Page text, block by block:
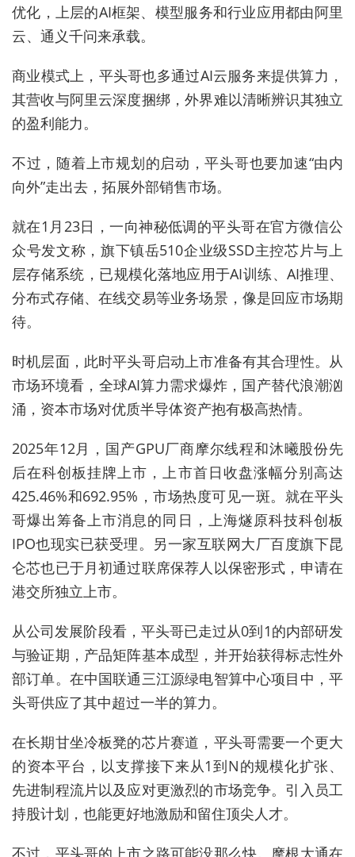
优化，上层的AI框架、模型服务和行业应用都由阿里
云、通义千问来承载。
商业模式上，平头哥也多通过AI云服务来提供算力，
其营收与阿里云深度捆绑，外界难以清晰辨识其独立
的盈利能力。
不过，随着上市规划的启动，平头哥也要加速“由内
向外”走出去，拓展外部销售市场。
就在1月23日，一向神秘低调的平头哥在官方微信公
众号发文称，旗下镇岳510企业级SSD主控芯片与上
层存储系统，已规模化落地应用于AI训练、AI推理、
分布式存储、在线交易等业务场景，像是回应市场期
待。
时机层面，此时平头哥启动上市准备有其合理性。从
市场环境看，全球AI算力需求爆炸， 国产替代浪潮汹
涌，资本市场对优质半导体资产抱有极高热情。
2025年12月，国产GPU厂商摩尔线程和沐曦股份先
后在科创板挂牌上市，上市首日收盘涨幅分别高达
425.46%和692.95%，市场热度可见一斑。就在平头
哥爆出筹备上市消息的同日，上海燧原科技科创板
IPO也现实已获受理。另一家互联网大厂百度旗下昆
仑芯也已于月初通过联席保荐人以保密形式，申请在
港交所独立上市。
从公司发展阶段看，平头哥已走过从0到1的内部研发
与验证期，产品矩阵基本成型，并开始获得标志性外
部订单。在中国联通三江源绿电智算中心项目中，平
头哥供应了其中超过一半的算力。
在长期甘坐冷板凳的芯片赛道，平头哥需要一个更大
的资本平台，以支撑接下来从1到N的规模化扩张、
先进制程流片以及应对更激烈的市场竞争。引入员工
持股计划，也能更好地激励和留住顶尖 人才。
不过，平头哥的上市之路可能没那么快。摩根大通在